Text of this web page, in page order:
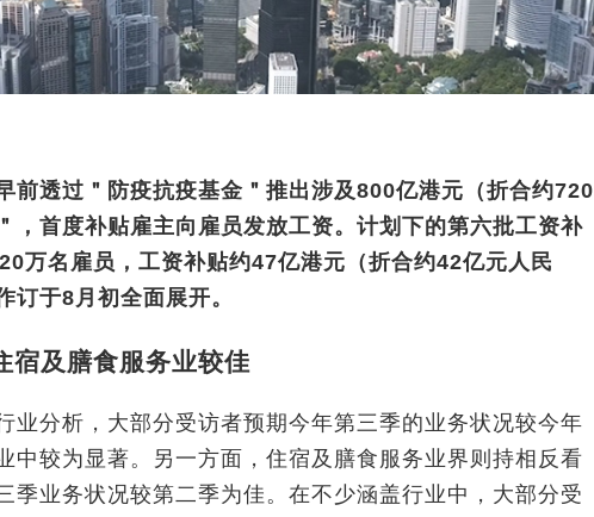
前透过＂防疫抗疫基金＂推出涉及800亿港元（折合约720
，首度补贴雇主向雇员发放工资。计划下的第六批工资补
万名雇员，工资补贴约47亿港元（折合约42亿元人民
订于8月初全面展开。
及膳食服务业较佳
业分析，大部分受访者预期今年第三季的业务状况较今年
中较为显著。另一方面，住宿及膳食服务业界则持相反看
季业务状况较第二季为佳。在不少涵盖行业中，大部分受